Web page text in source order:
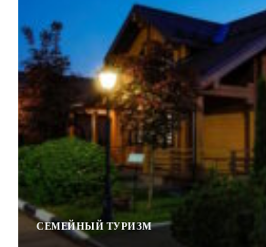
СЕМЕЙНЫЙ ТУРИЗМ